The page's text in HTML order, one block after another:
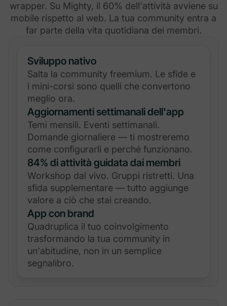
wrapper. Su Mighty, il 60% dell'attività avviene su
mobile rispetto al web. La tua community entra a
far parte della vita quotidiana dei membri.
Sviluppo nativo
Salta la community freemium. Le sfide e
i mini-corsi sono quelli che convertono
meglio ora.
Aggiornamenti settimanali dell'app
Temi mensili. Eventi settimanali.
Domande giornaliere — ti mostreremo
come configurarli e perché funzionano.
84% di attività guidata dai membri
Workshop dal vivo. Gruppi ristretti. Una
sfida supplementare — tutto aggiunge
valore a ciò che stai creando.
App con brand
Quadruplica il tuo coinvolgimento
trasformando la tua community in
un'abitudine, non in un semplice
segnalibro.